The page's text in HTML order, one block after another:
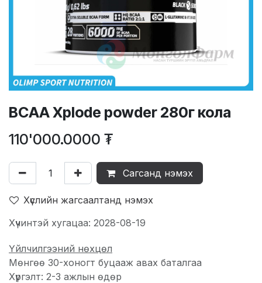
BCAA Xplode powder 280г кола
110'000.0000 ₮
Сагсанд нэмэх
Хүслийн жагсаалтанд нэмэх
Хүчинтэй хугацаа: 2028-08-19
Үйлчилгээний нөхцөл
Мөнгөө 30-хоногт буцааж авах баталгаа
Хүргэлт: 2-3 ажлын өдөр